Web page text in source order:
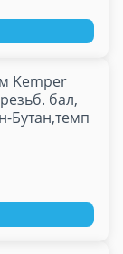
Бутан,темп